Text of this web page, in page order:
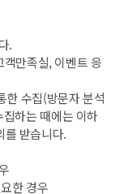
.
만족실, 이벤트 응
한 수집(방문자 분석
하는 때에는 이하
를 받습니다.
한 경우